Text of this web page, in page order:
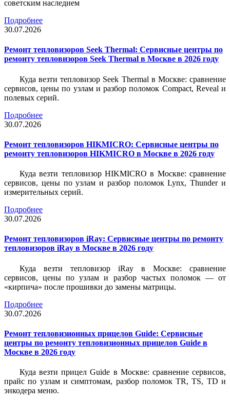
советским наследием
Подробнее
30.07.2026
Ремонт тепловизоров Seek Thermal: Сервисные центры по
ремонту тепловизоров Seek Thermal в Москве в 2026 году
Куда везти тепловизор Seek Thermal в Москве: сравнение
сервисов, цены по узлам и разбор поломок Compact, Reveal и
полевых серий.
Подробнее
30.07.2026
Ремонт тепловизоров HIKMICRO: Сервисные центры по
ремонту тепловизоров HIKMICRO в Москве в 2026 году
Куда везти тепловизор HIKMICRO в Москве: сравнение
сервисов, цены по узлам и разбор поломок Lynx, Thunder и
измерительных серий.
Подробнее
30.07.2026
Ремонт тепловизоров iRay: Сервисные центры по ремонту
тепловизоров iRay в Москве в 2026 году
Куда везти тепловизор iRay в Москве: сравнение
сервисов, цены по узлам и разбор частых поломок — от
«кирпича» после прошивки до замены матрицы.
Подробнее
30.07.2026
Ремонт тепловизионных прицелов Guide: Сервисные
центры по ремонту тепловизионных прицелов Guide в
Москве в 2026 году
Куда везти прицел Guide в Москве: сравнение сервисов,
прайс по узлам и симптомам, разбор поломок TR, TS, TD и
энкодера меню.